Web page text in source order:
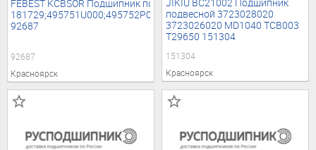
FEBEST KCBSOR Подшипник подвесной карданного вала
92687
92687
Красноярск
JIKIU BC21002 Подшипник
подвесной 3723028020
3723026020 MD1040 TCB003
T29650 151304
151304
Красноярск